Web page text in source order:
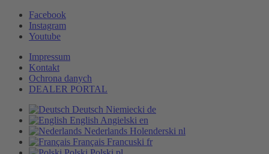
Facebook
Instagram
Youtube
Impressum
Kontakt
Ochrona danych
DEALER PORTAL
Deutsch Niemiecki de
English Angielski en
Nederlands Holenderski nl
Français Francuski fr